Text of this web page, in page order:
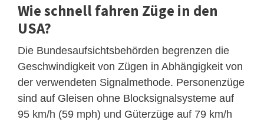
Wie schnell fahren Züge in den
USA?
Die Bundesaufsichtsbehörden begrenzen die
Geschwindigkeit von Zügen in Abhängigkeit von
der verwendeten Signalmethode. Personenzüge
sind auf Gleisen ohne Blocksignalsysteme auf
95 km/h (59 mph) und Güterzüge auf 79 km/h